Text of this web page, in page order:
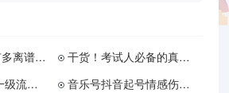
印度“抗中神剧”有多离谱：一人灭一市，直捣紫禁城？
干货！考试人必备的真香网站
视频号放到微信一级流量入口?
音乐号抖音起号情感伤感民谣MV开车视角流泪高清自媒体短视频素材